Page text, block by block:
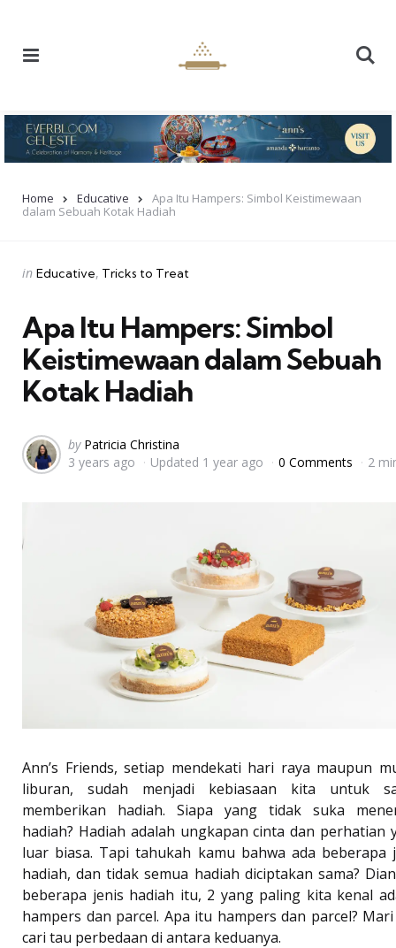
Home Educative
Apa Itu Hampers: Simbol Keistimewaan
dalam Sebuah Kotak Hadiah
Categories
Posted
in Educative Tricks to Treat
Apa Itu Hampers: Simbol
Keistimewaan dalam Sebuah
Kotak Hadiah
Posted
by
by Patricia Christina
3 years ago
Updated 1 year ago 0 Comments 2
Ann’s Friends, setiap mendekati hari raya maupun
liburan, sudah menjadi kebiasaan kita untuk
memberikan hadiah. Siapa yang tidak suka
hadiah? Hadiah adalah ungkapan cinta dan perhatian
luar biasa. Tapi tahukah kamu bahwa ada beberapa
hadiah, dan tidak semua hadiah diciptakan sama?
beberapa jenis hadiah itu, 2 yang paling kita kenal
hampers dan parcel. Apa itu hampers dan parcel?
cari tau perbedaan di antara keduanya.